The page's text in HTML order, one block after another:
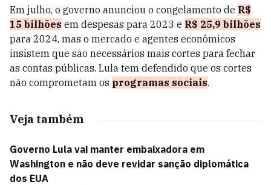
Em julho, o governo anunciou o congelamento de R$
15 bilhões em despesas para 2023 e R$ 25,9 bilhões
para 2024, mas o mercado e agentes econômicos
insistem que são necessários mais cortes para fechar
as contas públicas. Lula tem defendido que os cortes
não comprometam os programas sociais.
Veja também
Governo Lula vai manter embaixadora em
Washington e não deve revidar sanção diplomática
dos EUA